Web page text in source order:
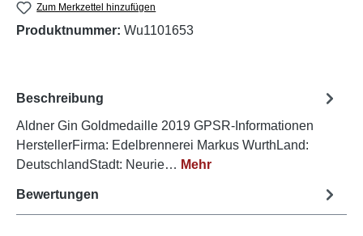
Zum Merkzettel hinzufügen
Produktnummer: Wu1101653
Beschreibung
Aldner Gin Goldmedaille 2019 GPSR-Informationen
HerstellerFirma: Edelbrennerei Markus WurthLand:
DeutschlandStadt: Neurie… Mehr
Bewertungen